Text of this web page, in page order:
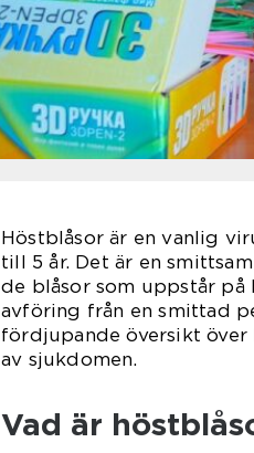
Höstblåsor är en vanlig
till 5 år. Det är en
de blåsor som uppstår
avföring från en smittad
fördjupande översikt
av sjukdomen.
Vad är